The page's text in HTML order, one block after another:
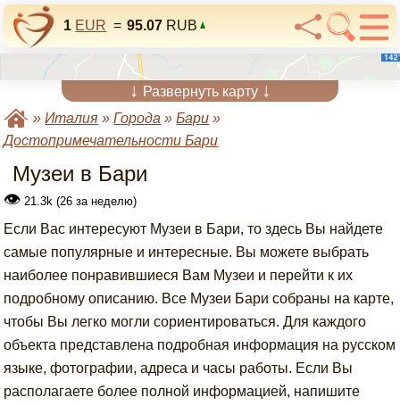
1 EUR = 95.07 RUB
↓ Развернуть карту ↓
»Италия »Города »Бари »
Достопримечательности Бари
Музеи в Бари
👁 21.3k (26 за неделю)
Если Вас интересуют Музеи в Бари, то здесь Вы найдете
самые популярные и интересные. Вы можете выбрать
наиболее понравившиеся Вам Музеи и перейти к их
подробному описанию. Все Музеи Бари собраны на карте,
чтобы Вы легко могли сориентироваться. Для каждого
объекта представлена подробная информация на русском
языке, фотографии, адреса и часы работы. Если Вы
располагаете более полной информацией, напишите